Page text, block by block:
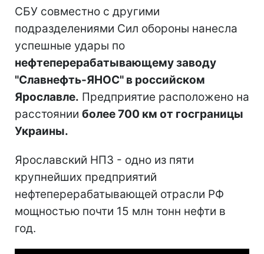
СБУ совместно с другими
подразделениями Сил обороны нанесла
успешные удары по
нефтеперерабатывающему заводу
"Славнефть-ЯНОС" в российском
Ярославле. Предприятие расположено на
расстоянии более 700 км от госграницы
Украины.
Ярославский НПЗ - одно из пяти
крупнейших предприятий
нефтеперерабатывающей отрасли РФ
мощностью почти 15 млн тонн нефти в
год.